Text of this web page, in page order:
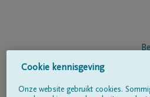
Cookie kennisgeving
Onze website gebruikt cookies.